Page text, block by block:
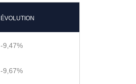
ÉVOLUTION
-9,47%
-9,67%